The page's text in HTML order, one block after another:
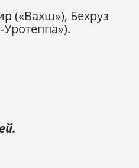
(«Вахш»), Бехруз